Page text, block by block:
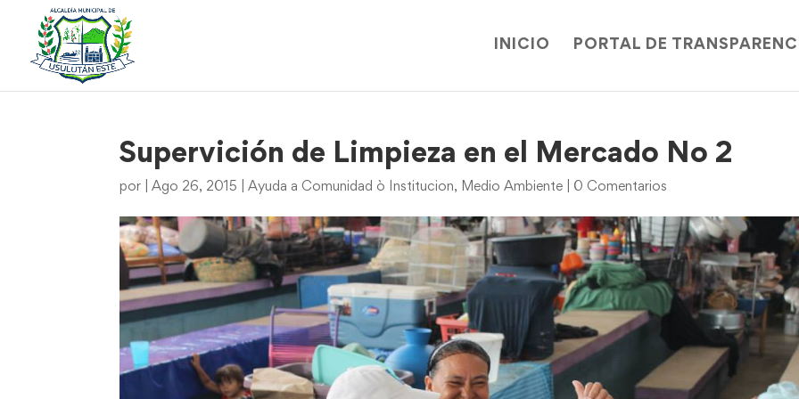
INICIO PORTAL DE
Supervición de Limpieza en el Mercado No 2
por |Ago 26, 2015 |Ayuda a Comunidad ò Institucion, Medio Ambiente 0 Comentarios